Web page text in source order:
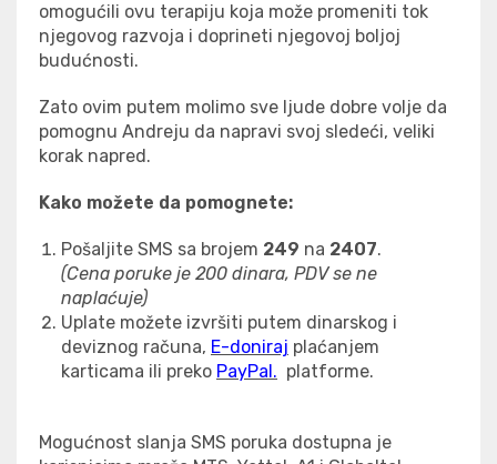
omogućili ovu terapiju koja može promeniti tok
njegovog razvoja i doprineti njegovoj boljoj
budućnosti.
Zato ovim putem molimo sve ljude dobre volje da
pomognu Andreju da napravi svoj sledeći, veliki
korak napred.
Kako možete da pomognete:
Pošaljite SMS sa brojem 249 na 2407.
(Cena poruke je 200 dinara, PDV se ne
naplaćuje)
Uplate možete izvršiti putem dinarskog i
deviznog računa, E-doniraj plaćanjem
karticama ili preko PayPal. platforme.
Mogućnost slanja SMS poruka dostupna je